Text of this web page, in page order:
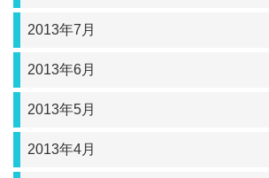
2013年7月
2013年6月
2013年5月
2013年4月